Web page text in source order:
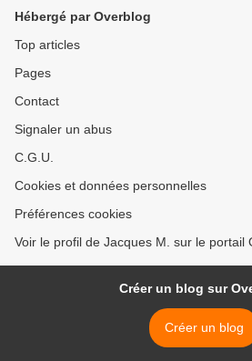
Hébergé par Overblog
Top articles
Pages
Contact
Signaler un abus
C.G.U.
Cookies et données personnelles
Préférences cookies
Voir le profil de Jacques M. sur le portail
Créer un blog sur
Créer un blog